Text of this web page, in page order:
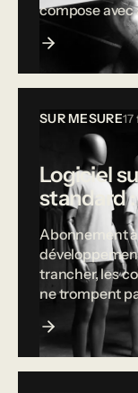
compose
SUR MESURE
Logiciel
standard
Abonnement
trancher, les
ne trompent